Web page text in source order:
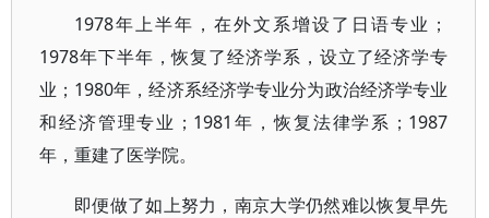
1978年上半年，在外文系增设了日语专业；
1978年下半年，恢复了经济学系，设立了经济学专
业；1980年，经济系经济学专业分为政治经济学专业
和经济管理专业；1981年，恢复法律学系；1987
年，重建了医学院。
即便做了如上努力，南京大学仍然难以恢复早先